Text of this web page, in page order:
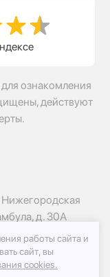
ознакомления
действуют
д. 30А
работы сайта и
сайт, вы
cookies.